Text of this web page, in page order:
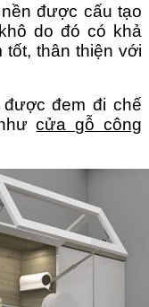
được cấu tạo
do đó có khả
thân thiện với
đem đi chế
cửa gỗ công